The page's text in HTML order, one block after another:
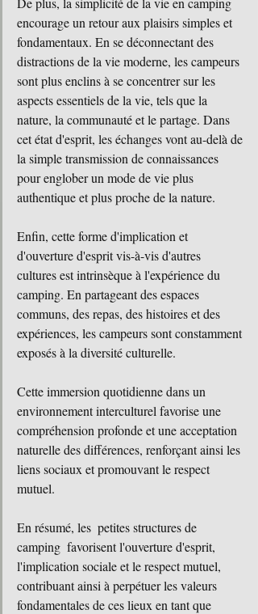
encourage un retour aux plaisirs simples et
fondamentaux. En se déconnectant des
distractions de la vie moderne, les campeurs
sont plus enclins à se concentrer sur les
aspects essentiels de la vie, tels que la
nature, la communauté et le partage. Dans
cet état d'esprit, les échanges vont au-delà de
la simple transmission de connaissances
pour englober un mode de vie plus
authentique et plus proche de la nature.
Enfin, cette forme d'implication et
d'ouverture d'esprit vis-à-vis d'autres
cultures est intrinsèque à l'expérience du
camping. En partageant des espaces
communs, des repas, des histoires et des
expériences, les campeurs sont constamment
exposés à la diversité culturelle.
Cette immersion quotidienne dans un
environnement interculturel favorise une
compréhension profonde et une acceptation
naturelle des différences, renforçant ainsi les
liens sociaux et promouvant le respect
mutuel.
En résumé, les  petites structures de
camping  favorisent l'ouverture d'esprit,
l'implication sociale et le respect mutuel,
contribuant ainsi à perpétuer les valeurs
fondamentales de ces lieux en tant que